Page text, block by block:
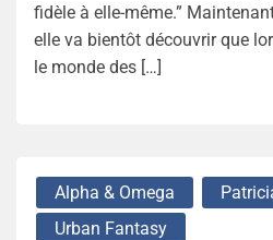
fidèle à elle-même.”
elle va bientôt découvrir que
le monde des […]
Alpha & Omega
Urban Fantasy